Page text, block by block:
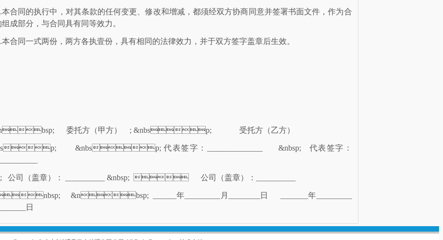
合同的执行中，对其条款的任何变更、修改和增减，都须经双方协商同意并签署书面文件，作为合
成部分，与合同具有同等效力。
合同一式两份，两方各执壹份，具有相同的法律效力，并于双方签字盖章后生效。
委托方（甲方） ; &nbsp; 受托方（乙方）
&nbsp;代表签字：______________ &nbsp;
代表签字：
公司（盖章）： __________ &nbsp;  公司（盖章）：__________
&nbsp;
______年_________月________日  _______年_________
日